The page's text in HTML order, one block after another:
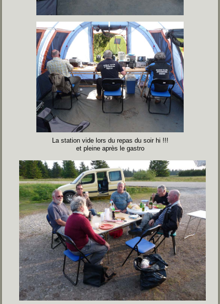
La station vide lors du repas du soir hi !!!
et pleine après le gastro